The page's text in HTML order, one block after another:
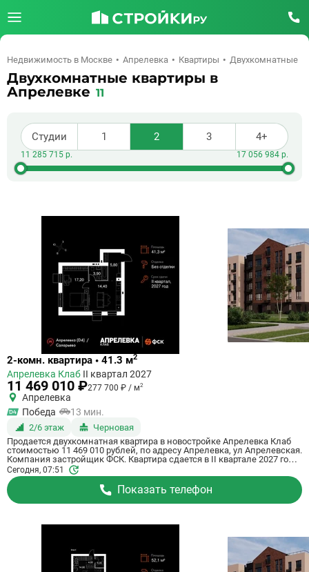
Недвижимость в Москве Апрелевка Квартиры Двухкомнатные
Двухкомнатные квартиры в
Апрелевке 11
Студии 1 2 3 4+
Ссылка
квартиру
2-комн. квартира • 41.3 м2
Апрелевка Клаб II квартал 2027
11 469 010 ₽277 700 ₽ / м2
Апрелевка
Победа
13 мин.
2/6 этаж
Черновая
Продается двухкомнатная квартира в новостройке Апрелевка Клаб
стоимостью 11 469 010 рублей, по адресу Апрелевка, ул Апрелевская.
Компания застройщик ФСК. Квартира сдается в II квартале 2027 года
с черновой отделкой, . Общая площадь квартиры - 41.3 м². Этаж 2 из
5. ID квартиры на СтройкиРУ 828167, скажите его когда будете
звонить.
Сегодня, 07:51
Показать телефон